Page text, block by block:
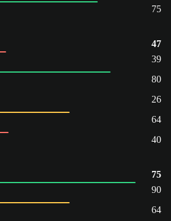
75
47
39
80
26
64
40
75
90
64